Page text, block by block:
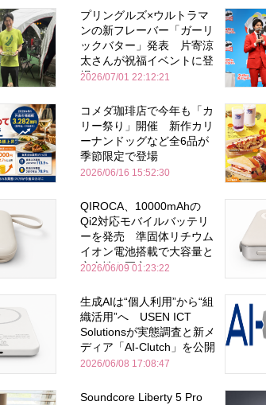
プリングルズ×ウルトラマ
ンの新フレーバー「ガーリ
ックバター」発表 片寄涼
太さんが祝福イベントに登
場
2026/07/01 22:12:21
コメダ珈琲店で今年も「カ
リー祭り」開催 新作カリ
ーナンドッグなど全6品が
季節限定で登場
2026/06/16 15:52:30
QIROCA、10000mAhの
Qi2対応モバイルバッテリ
ーを発売 準固体リチウム
イオン電池搭載で大容量と
安全性を両立
2026/06/09 01:23:22
生成AIは“個人利用”から“組
織活用”へ USEN ICT
Solutionsが実態調査と新メ
ディア「AI-Clutch」を公開
2026/06/08 17:08:47
Soundcore Liberty 5 Pro